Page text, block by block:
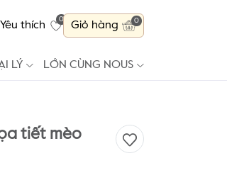
Yêu thích
0
Giỏ hàng 0
LÝ LỚN CÙNG NOUS
tiết mèo